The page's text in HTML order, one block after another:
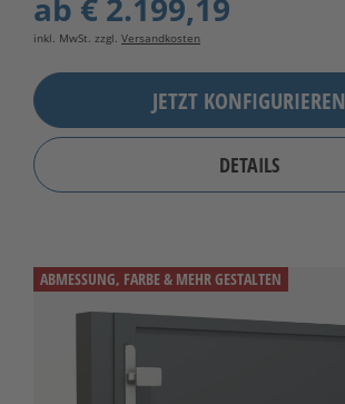
ab € 2.199,19
inkl. MwSt. zzgl. Versandkosten
JETZT KONFIGURIEREN
DETAILS
ABMESSUNG, FARBE & MEHR GESTALTEN